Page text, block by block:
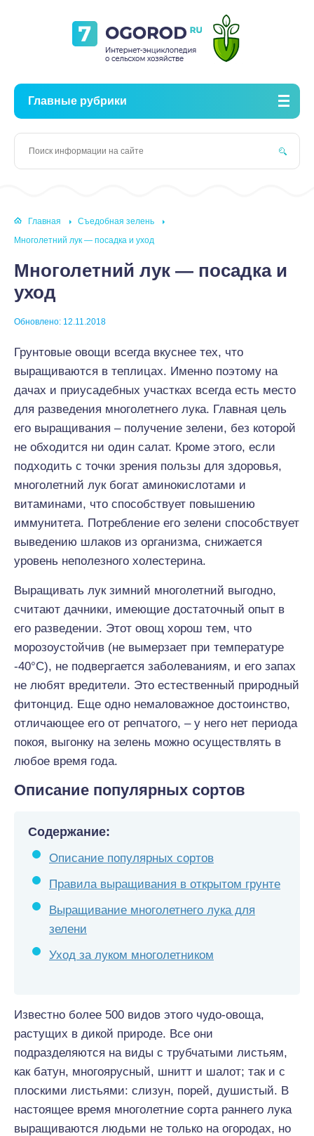
Главные рубрики
Главная
Съедобная зелень
Многолетний лук — посадка и уход
Многолетний лук — посадка и
уход
Обновлено: 12.11.2018
Грунтовые овощи всегда вкуснее тех, что
выращиваются в теплицах. Именно поэтому на
дачах и приусадебных участках всегда есть место
для разведения многолетнего лука. Главная цель
его выращивания – получение зелени, без которой
не обходится ни один салат. Кроме этого, если
подходить с точки зрения пользы для здоровья,
многолетний лук богат аминокислотами и
витаминами, что способствует повышению
иммунитета. Потребление его зелени способствует
выведению шлаков из организма, снижается
уровень неполезного холестерина.
Выращивать лук зимний многолетний выгодно,
считают дачники, имеющие достаточный опыт в
его разведении. Этот овощ хорош тем, что
морозоустойчив (не вымерзает при температуре
-40°С), не подвергается заболеваниям, и его запах
не любят вредители. Это естественный природный
фитонцид. Еще одно немаловажное достоинство,
отличающее его от репчатого, – у него нет периода
покоя, выгонку на зелень можно осуществлять в
любое время года.
Описание популярных сортов
Содержание:
Описание популярных сортов
Правила выращивания в открытом грунте
Выращивание многолетнего лука для
зелени
Уход за луком многолетником
Известно более 500 видов этого чудо-овоща,
растущих в дикой природе. Все они
подразделяются на виды с трубчатыми листьям,
как батун, многоярусный, шнитт и шалот; так и с
плоскими листьями: слизун, порей, душистый. В
настоящее время многолетние cорта раннего лука
выращиваются людьми не только на огородах, но